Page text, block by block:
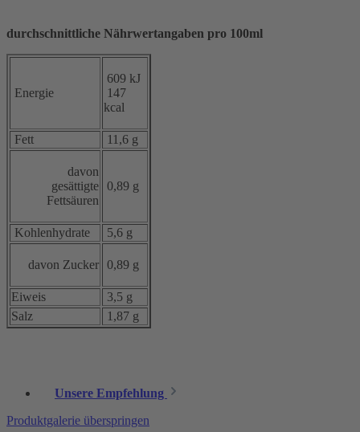
durchschnittliche Nährwertangaben pro 100ml
Energie
609 kJ
147
kcal
Fett 11,6 g
davon
gesättigte
Fettsäuren
0,89 g
Kohlenhydrate 5,6 g
davon Zucker 0,89 g
Eiweis
3,5 g
Salz
1,87 g
Unsere Empfehlung
Produktgalerie überspringen